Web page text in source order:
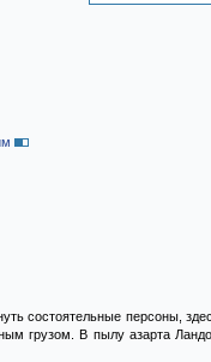
состоятельные персоны,
грузом. В пылу азарта